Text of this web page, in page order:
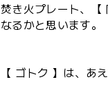
焚き火プレート、【
なるかと思います。
【 ゴトク 】は、あ